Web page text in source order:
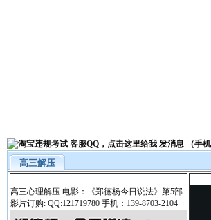
高三解压
高三心理解压 电影：《郑德杨今日说法》第5部
影片订购: QQ:121719780 手机：139-8703-2104